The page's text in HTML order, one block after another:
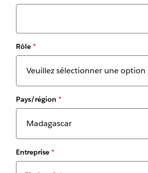
Rôle *
Pays/région *
Entreprise *